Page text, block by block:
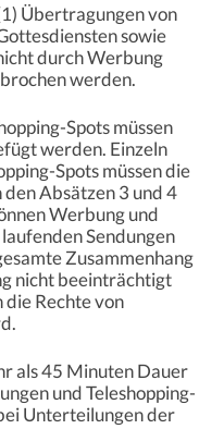
Übertragungen von
sowie
durch Werbung
werden.
Spots müssen
werden. Einzeln
Spots müssen die
Absätzen 3 und 4
Werbung und
Sendungen
Zusammenhang
nicht beeinträchtigt
Rechte von
als 45 Minuten Dauer
und Teleshopping-
Unterteilungen der